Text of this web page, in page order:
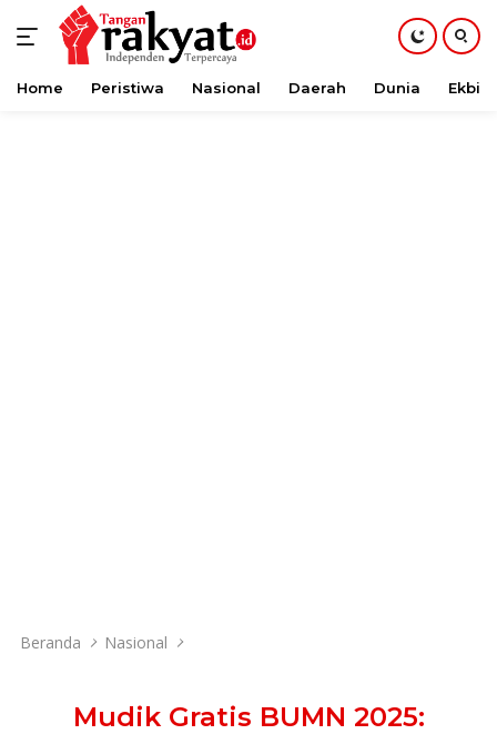
Langsung
Home Peristiwa Nasional Daerah Dunia Ekbis
Beranda Nasional
Mudik Gratis BUMN 2025: